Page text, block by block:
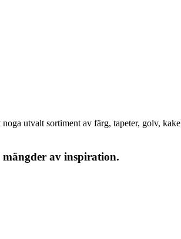
utvalt sortiment av färg, tapeter, golv,
av inspiration.